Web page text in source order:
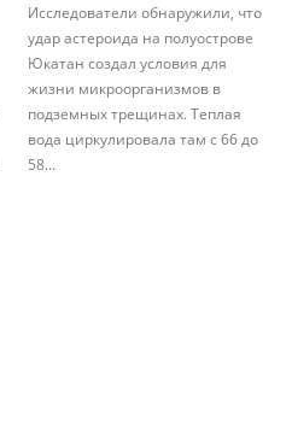
Исследователи обнаружили, что
удар астероида на полуострове
Юкатан создал условия для
жизни микроорганизмов в
подземных трещинах. Теплая
вода циркулировала там с 66 до
58...